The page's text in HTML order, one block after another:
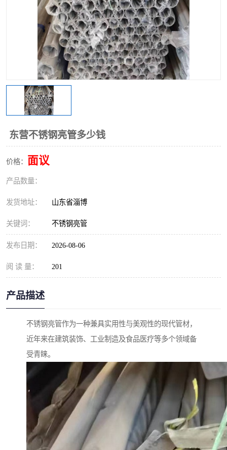
东营不锈钢亮管多少钱
价格： 面议
产品数量：
发货地址： 山东省淄博
关键词： 不锈钢亮管
发布日期： 2026-08-06
阅 读 量： 201
产品描述
不锈钢亮管作为一种兼具实用性与美观性的现代管材，
近年来在建筑装饰、工业制造及食品医疗等多个领域备
受青睐。
不锈钢扁钢